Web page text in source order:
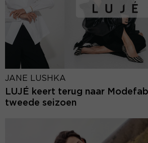
JANE LUSHKA
LUJÉ keert terug naar
tweede seizoen